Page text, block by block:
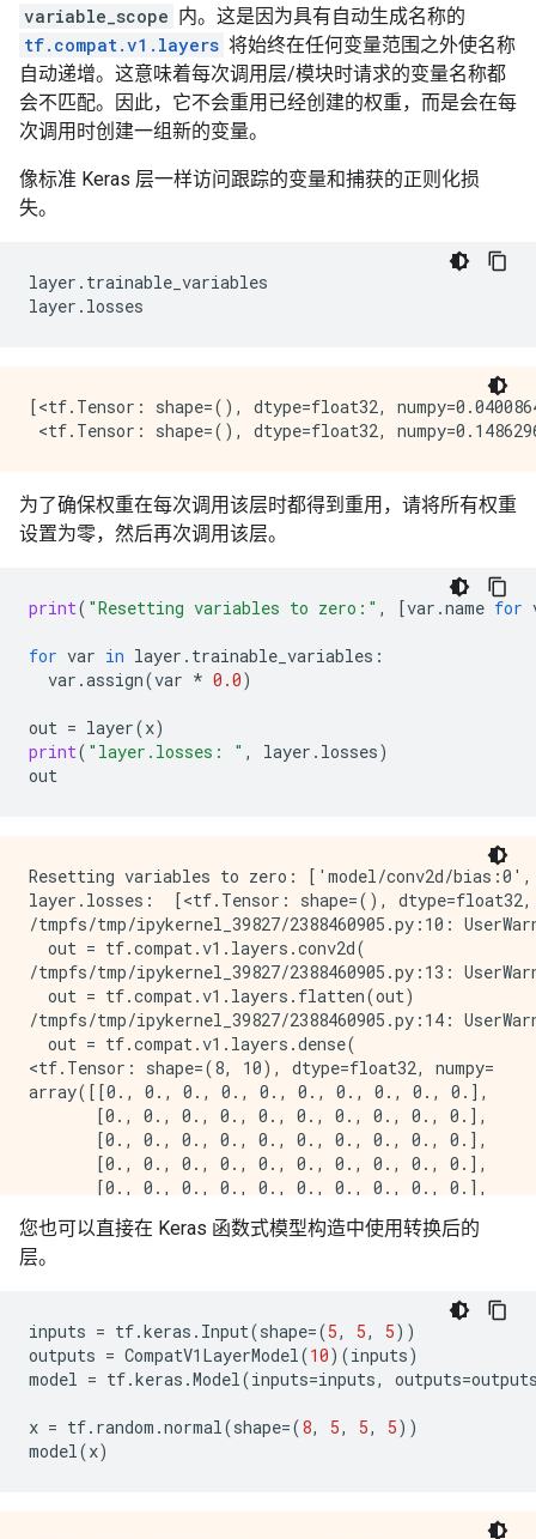
[-0.9532844 ,  0.35003638, -2.4970584 ,
-2.1784813 ,  1.4075698 , -0.08591622,
[ 0.6021228 , -0.07931077,  0.32574403, -
-0.8090282 , -0.7811756 ,  0.30745095,
[-0.28259408, -0.31954885, -0.31986874,
-0.14623904, -0.80953586, -1.9146562 , -
variable_scope 内。这是因为具有自动生成名称的
tf.compat.v1.layers 将始终在任何变量范围之外使名称
自动递增。这意味着每次调用层/模块时请求的变量名称都
会不匹配。因此，它不会重用已经创建的权重，而是会在每
次调用时创建一组新的变量。
像标准 Keras 层一样访问跟踪的变量和捕获的正则化损
失。
layer . trainable_variables
layer . losses
[<tf.Tensor: shape=(), dtype=float32,
为了确保权重在每次调用该层时都得到重用，请将所有权重
设置为零，然后再次调用该层。
print( "Resetting variables to zero:" , [var .name for
for var in layer . trainable_variables :
var .assign(var * 0.0)
out = layer(x)
print( "layer.losses: " , layer . losses)
out
Resetting variables to zero: ['model/conv2d/
layer.losses:  [<tf.Tensor: shape=(), dtype=float32,
/tmpfs/tmp/ipykernel_39827/2388460905.py:10:
  out = tf.compat.v1.layers.conv2d(
/tmpfs/tmp/ipykernel_39827/2388460905.py:13:
  out = tf.compat.v1.layers.flatten(out)
/tmpfs/tmp/ipykernel_39827/2388460905.py:14:
  out = tf.compat.v1.layers.dense(
<tf.Tensor: shape=(8, 10), dtype=float32, numpy=
array([[0., 0., 0., 0., 0., 0., 0., 0., 0., 0.],
       [0., 0., 0., 0., 0., 0., 0., 0., 0., 0.],
       [0., 0., 0., 0., 0., 0., 0., 0., 0., 0.],
       [0., 0., 0., 0., 0., 0., 0., 0., 0., 0.],
       [0., 0., 0., 0., 0., 0., 0., 0., 0., 0.],
       [0., 0., 0., 0., 0., 0., 0., 0., 0., 0.],
您也可以直接在 Keras 函数式模型构造中使用转换后的
层。
inputs = tf.keras . Input(shape=(5, 5, 5))
outputs = CompatV1LayerModel(10)(inputs)
model = tf.keras .Model(inputs=inputs, outputs=
x = tf. random .normal(shape=(8, 5, 5, 5))
model(x)